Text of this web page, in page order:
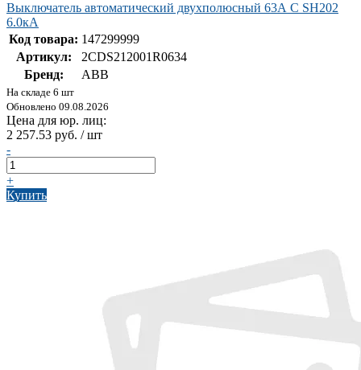
Выключатель автоматический двухполюсный 63А С SH202
6.0кА
Код товара: 147299999
Артикул:
2CDS212001R0634
Бренд:
ABB
На складе 6 шт
Обновлено 09.08.2026
Цена для юр. лиц:
2 257.53 руб. / шт
-
+
Купить